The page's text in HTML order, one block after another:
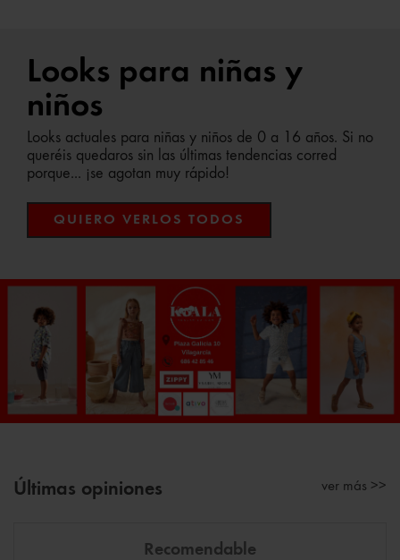
Looks para niñas y
niños
Looks actuales para niñas y niños de 0 a 16 años. Si no
queréis quedaros sin las últimas tendencias corred
porque... ¡se agotan muy rápido!
QUIERO VERLOS TODOS
Últimas opiniones ver más >>
Recomendable